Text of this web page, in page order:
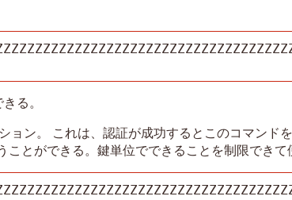
る。
ョン。 これは、認証が成功するとこのコマンド
とができる。鍵単位でできることを制限できて